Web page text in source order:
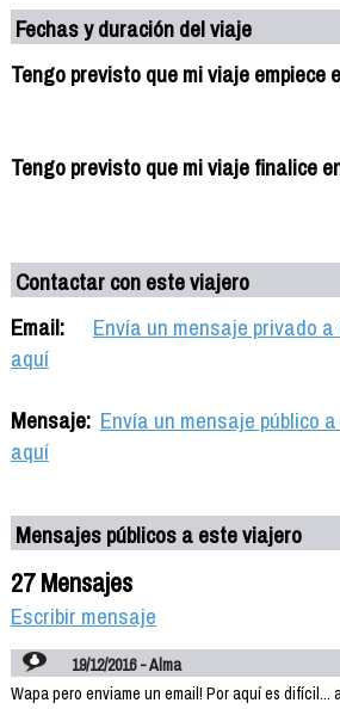
Fechas y duración del viaje
Tengo previsto que mi viaje empiece
Tengo previsto que mi viaje finalice
Contactar con este viajero
Email:
Envía un mensaje privado
aquí
Mensaje: Envía un mensaje público
aquí
Mensajes públicos a este viajero
27 Mensajes
Escribir mensaje
19/12/2016 - Alma
Wapa pero enviame un email! Por aquí es difícil...